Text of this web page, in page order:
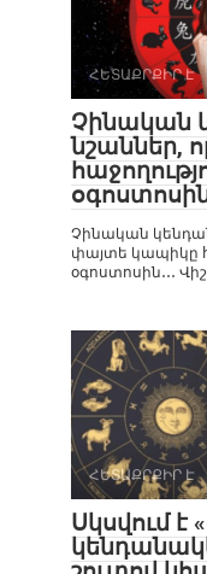
ՀԵՏԱՔՐՔԻՐ Է
Չինական
նշաններ,
Չինական
փայտե կապիկը
օգոստոսին․․․
ՀԵՏԱՔՐՔԻՐ Է
Սկսվում է